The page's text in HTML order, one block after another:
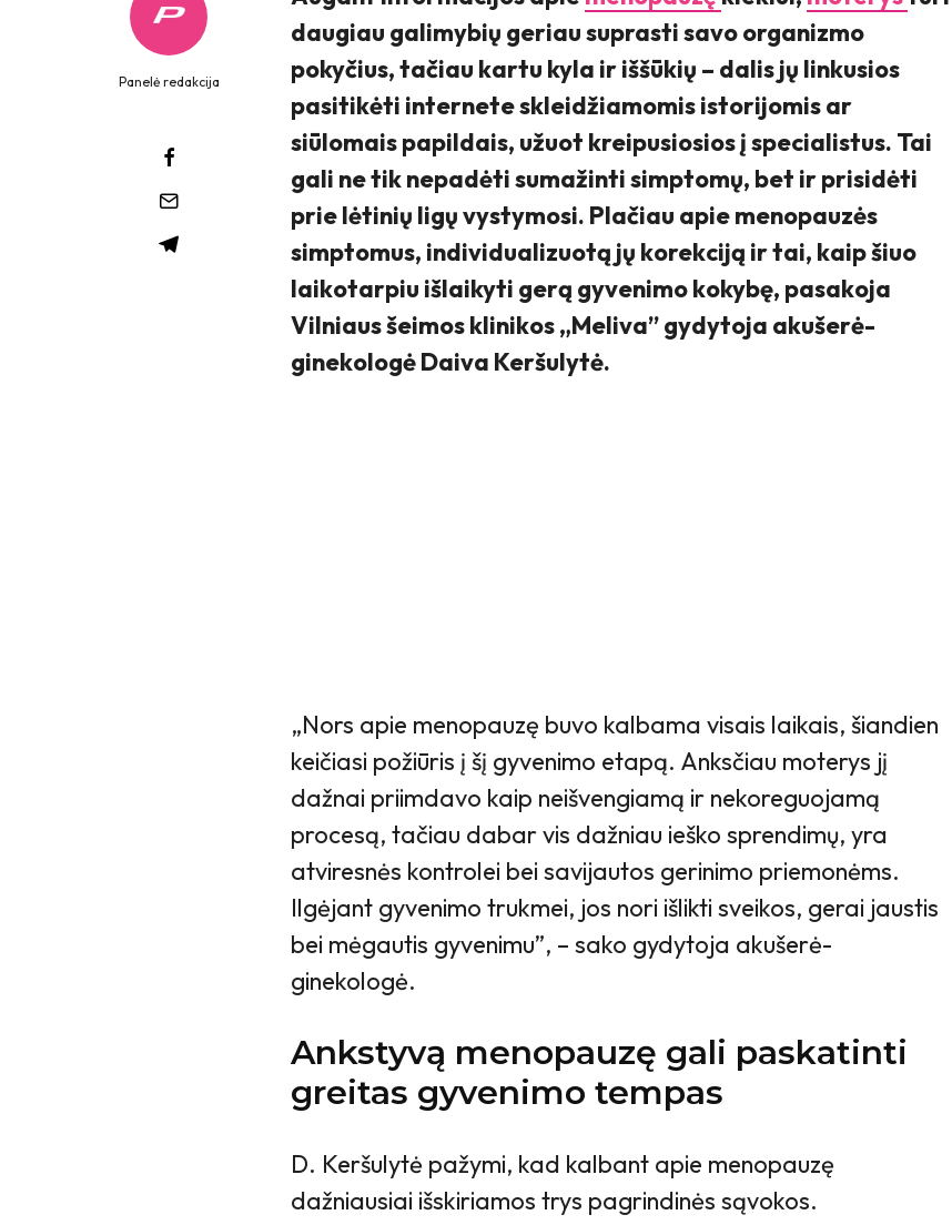
Panelė redakcija
daugiau galimybių geriau suprasti savo organizmo
pokyčius, tačiau kartu kyla ir iššūkių – dalis jų linkusios
pasitikėti internete skleidžiamomis istorijomis ar
siūlomais papildais, užuot kreipusiosios į specialistus. Tai
gali ne tik nepadėti sumažinti simptomų, bet ir prisidėti
prie lėtinių ligų vystymosi. Plačiau apie menopauzės
simptomus, individualizuotą jų korekciją ir tai, kaip šiuo
laikotarpiu išlaikyti gerą gyvenimo kokybę, pasakoja
Vilniaus šeimos klinikos „Meliva” gydytoja akušerė-
ginekologė Daiva Keršulytė.
„Nors apie menopauzę buvo kalbama visais laikais, šiandien
keičiasi požiūris į šį gyvenimo etapą. Anksčiau moterys jį
dažnai priimdavo kaip neišvengiamą ir nekoreguojamą
procesą, tačiau dabar vis dažniau ieško sprendimų, yra
atviresnės kontrolei bei savijautos gerinimo priemonėms.
Ilgėjant gyvenimo trukmei, jos nori išlikti sveikos, gerai jaustis
bei mėgautis gyvenimu”, – sako gydytoja akušerė-
ginekologė.
Ankstyvą menopauzę gali paskatinti
greitas gyvenimo tempas
D. Keršulytė pažymi, kad kalbant apie menopauzę
dažniausiai išskiriamos trys pagrindinės sąvokos.